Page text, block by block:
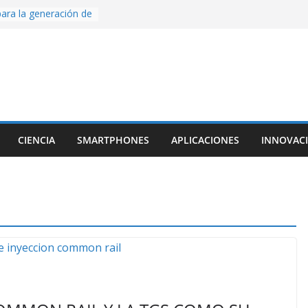
la generación de
con Inteligencia
una app
una
CIENCIA SMARTPHONES APLICACIONES